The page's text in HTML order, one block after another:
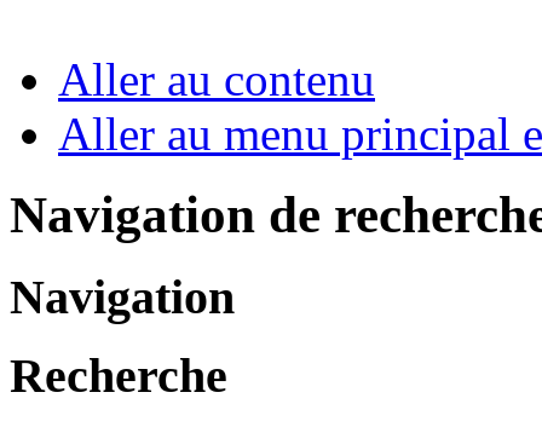
Aller au contenu
Aller au menu principal
Navigation de
Navigation
Recherche